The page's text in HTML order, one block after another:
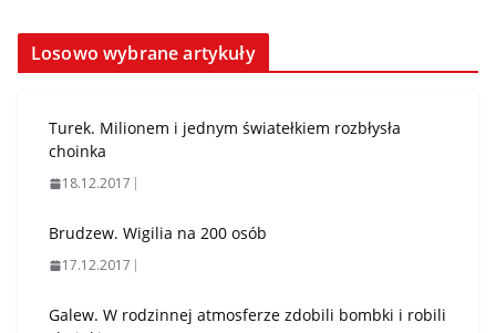
Losowo wybrane artykuły
Turek. Milionem i jednym światełkiem rozbłysła
choinka
18.12.2017
Brudzew. Wigilia na 200 osób
17.12.2017
Galew. W rodzinnej atmosferze zdobili bombki i robili